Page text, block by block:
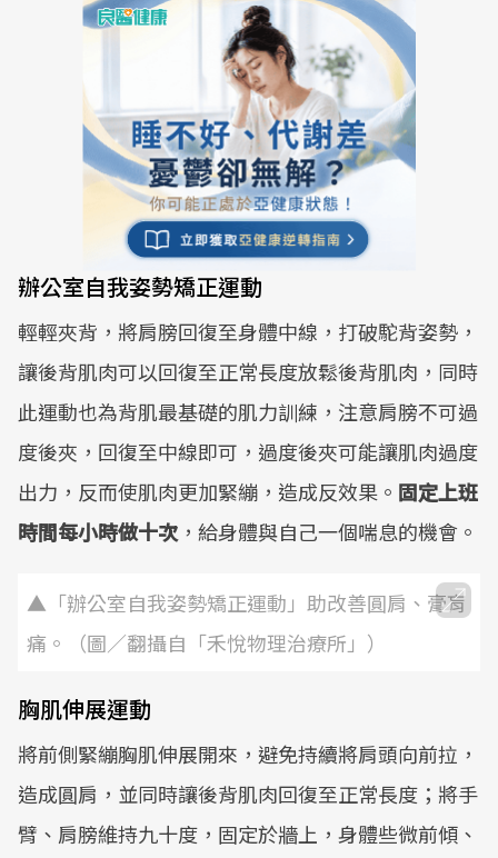
辦公室自我姿勢矯正運動
輕輕夾背，將肩膀回復至身體中線，打破駝背姿勢，
讓後背肌肉可以回復至正常長度放鬆後背肌肉，同時
此運動也為背肌最基礎的肌力訓練，注意肩膀不可過
度後夾，回復至中線即可，過度後夾可能讓肌肉過度
出力，反而使肌肉更加緊繃，造成反效果。 固定上班
時間每小時做十次 ，給身體與自己一個喘息的機會。
▲「辦公室自我姿勢矯正運動」助改善圓肩、膏肓
痛。（圖／翻攝自「禾悅物理治療所」）
胸肌伸展運動
將前側緊繃胸肌伸展開來，避免持續將肩頭向前拉，
造成圓肩，並同時讓後背肌肉回復至正常長度；將手
臂、肩膀維持九十度，固定於牆上，身體些微前傾、